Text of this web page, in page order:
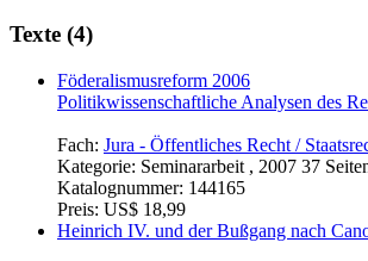
Texte (4)
Föderalismusreform 2006
Politikwissenschaftliche Analysen des
Fach: Jura - Öffentliches Recht /
Kategorie: Seminararbeit , 2007 37
Katalognummer: 144165
Preis: US$ 18,99
Heinrich IV. und der Bußgang nach